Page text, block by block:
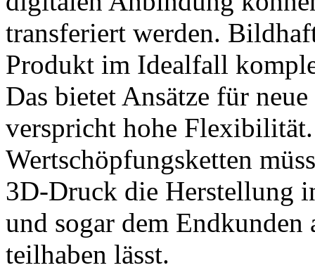
transferiert werden.
Produkt im Idealfall
Das bietet Ansätze für
verspricht hohe
Wertschöpfungsketten
3D-Druck die Herstellung
und sogar dem Endkunden
teilhaben lässt.